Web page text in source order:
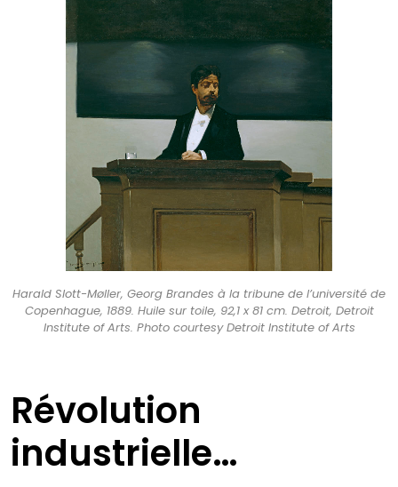
Harald Slott-Møller, Georg Brandes à la tribune de l’université de
Copenhague, 1889. Huile sur toile, 92,1 x 81 cm. Detroit, Detroit
Institute of Arts. Photo courtesy Detroit Institute of Arts
Révolution
industrielle…